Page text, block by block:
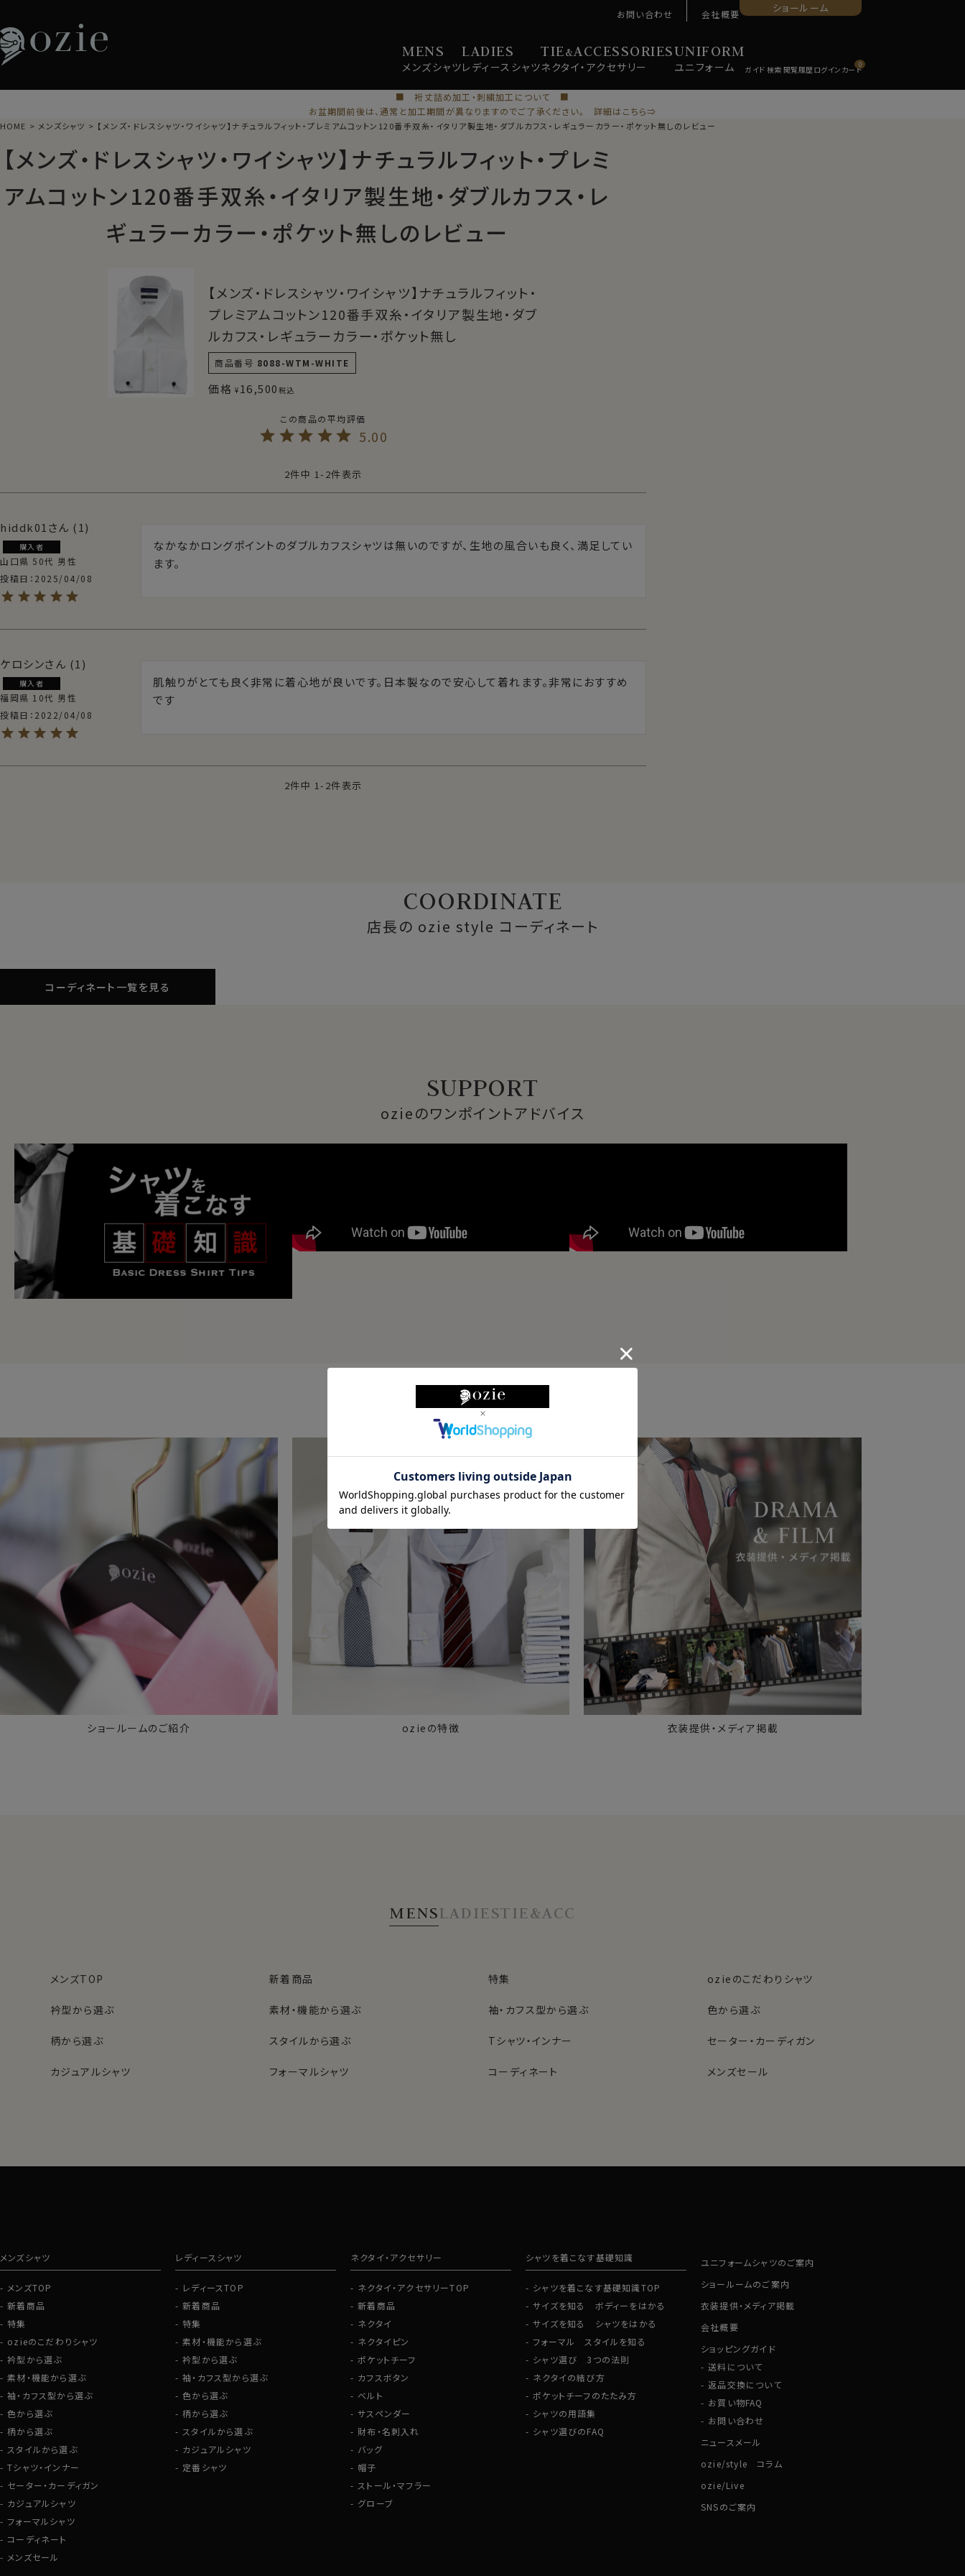
MENS
メンズシャツ
LADIES
レディース シャツ
TIE&ACCESSORIES
ネクタイ・ アクセサリー
UNIFORM
ユニ フォーム
お問い合わせ 会社概要 ショールーム
0
■ 裄丈詰め加工・刺繍加工について ■
お盆期間前後は、通常と加工期間が異なりますのでご了承ください。 詳細はこちら⇒
HOME メンズシャツ 【メンズ・ドレスシャツ・ワイシャツ】ナチュラルフィット・プレミアムコットン120番手双糸・イタリア製生地・ダブルカフス・レギュラーカラー・ポケット無しのレビュー
【メンズ・ドレスシャツ・ワイシャツ】ナチュラルフィット・プレミ
アムコットン120番手双糸・イタリア製生地・ダブルカフス・レ
ギュラーカラー・ポケット無しのレビュー
【メンズ・ドレスシャツ・ワイシャツ】ナチュラルフィット・
プレミアムコットン120番手双糸・イタリア製生地・ダブ
ルカフス・レギュラーカラー・ポケット無し
商品番号 8088-WTM-WHITE
価格 ¥ 16,500 税込
5.00
2件中 1- 2件表示
hiddk01 1
購入者
山口県 50代 男性
投稿日
2025/04/08
なかなかロングポイントのダブルカフスシャツは無いのですが、生地の風合いも良く、満足してい
ます。
ケロシン 1
購入者
福岡県 10代 男性
投稿日
2022/04/08
肌触りがとても良く非常に着心地が良いです。日本製なので安心して着れます。非常におすすめ
です
2件中 1- 2件表示
COORDINATE
店長の ozie style コーディネート
コーディネート一覧を見る
SUPPORT
ozieのワンポイントアドバイス
ABOUT ozie
ozieについて
ショールームのご紹介 ozieの特徴 衣装提供・メディア掲載
MENSLADIESTIE&ACC
メンズTOP 新着商品 特集 ozieのこだわりシャツ
衿型から選ぶ 素材・機能から選ぶ 袖・カフス型から選ぶ 色から選ぶ
柄から選ぶ スタイルから選ぶ Tシャツ・インナー セーター・カーディガン
カジュアルシャツ フォーマルシャツ コーディネート
メンズセール
メンズシャツ
メンズTOP
新着商品
特集
ozieのこだわりシャツ
衿型から選ぶ
素材・機能から選ぶ
袖・カフス型から選ぶ
色から選ぶ
柄から選ぶ
スタイルから選ぶ
Tシャツ・インナー
セーター・カーディガン
カジュアルシャツ
フォーマルシャツ
コーディネート
メンズセール
レディースシャツ
レディースTOP
新着商品
特集
素材・機能から選ぶ
衿型から選ぶ
袖・カフス型から選ぶ
色から選ぶ
柄から選ぶ
スタイルから選ぶ
カジュアルシャツ
定番シャツ
ネクタイ・アクセサリー
ネクタイ・アクセサリーTOP
新着商品
ネクタイ
ネクタイピン
ポケットチーフ
カフスボタン
ベルト
サスペンダー
財布・名刺入れ
バッグ
帽子
ストール・マフラー
グローブ
シャツを着こなす基礎知識
シャツを着こなす基礎知識TOP
サイズを知る ボディーをはかる
サイズを知る シャツをはかる
フォーマル スタイルを知る
シャツ選び 3つの法則
ネクタイの結び方
ポケットチーフのたたみ方
シャツの用語集
シャツ選びのFAQ
ユニフォームシャツのご案内
ショールームのご案内
衣装提供・メディア掲載
会社概要
ショッピングガイド
送料について
返品交換について
お買い物FAQ
お問い合わせ
ニュースメール
ozie/style コラム
ozie/Live
SNSのご案内